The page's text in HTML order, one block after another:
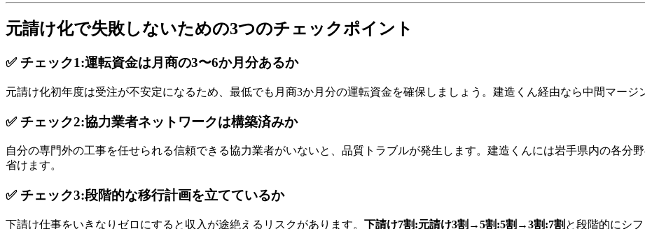
元請け化で失敗しないための3つのチェックポイント
✅ チェック1:運転資金は月商の3〜6か月分あるか
元請け化初年度は受注が不安定になるため、最低でも月商3か月分の運転資金を確保しましょう。建造くん経由なら中間マージ
✅ チェック2:協力業者ネットワークは構築済みか
自分の専門外の工事を任せられる信頼できる協力業者がいないと、品質トラブルが発生します。建造くんには岩手県内の各分
省けます。
✅ チェック3:段階的な移行計画を立てているか
下請け仕事をいきなりゼロにすると収入が途絶えるリスクがあります。 下請け7割:元請け3割→5割:5割→3割:7割 と段階的にシ